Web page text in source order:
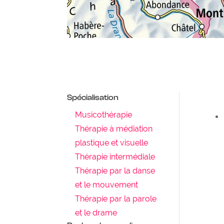
Spécialisation
Musicothérapie
Thérapie à médiation
plastique et visuelle
Thérapie intermédiale
Thérapie par la danse
et le mouvement
Thérapie par la parole
et le drame